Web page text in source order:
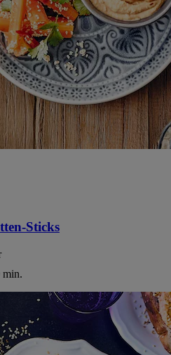
Sticks
min.